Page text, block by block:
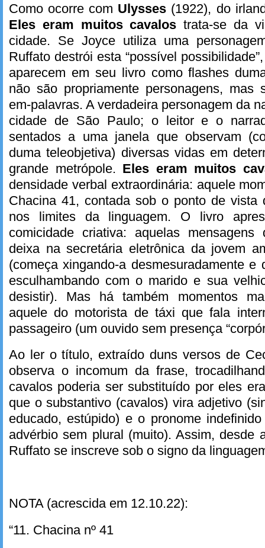
Como ocorre com Ulysses (1922), do
Eles eram muitos cavalostrata-se da
cidade. Se Joyce utiliza uma
Ruffato destrói esta “possível
aparecem em seu livro como flashes
não são propriamente personagens, mas
em-palavras. A verdadeira personagem da
cidade de São Paulo; o leitor e o
sentados a uma janela que observam
duma teleobjetiva) diversas vidas em
grande metrópole. Eles eram muitos
densidade verbal extraordinária: aquele
Chacina 41, contada sob o ponto de vista
nos limites da linguagem. O livro
comicidade criativa: aquelas
deixa na secretária eletrônica da jovem
(começa xingando-a desmesuradamente e
esculhambando com o marido e sua
desistir). Mas há também momentos
aquele do motorista de táxi que fala
passageiro (um ouvido sem presença
Ao ler o título, extraído duns versos de
observa o incomum da frase,
cavalos poderia ser substituído por eles
que o substantivo (cavalos) vira adjetivo
educado, estúpido) e o pronome
advérbio sem plural (muito). Assim, desde
Ruffato se inscreve sob o signo da
NOTA (acrescida em 12.10.22):
“11. Chacina nº 41